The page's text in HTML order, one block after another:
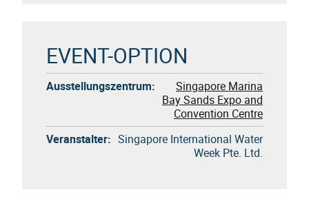
EVENT-OPTION
Ausstellungszentrum:
Singapore Marina
Bay Sands Expo and
Convention Centre
Veranstalter: Singapore International Water
Week Pte. Ltd.